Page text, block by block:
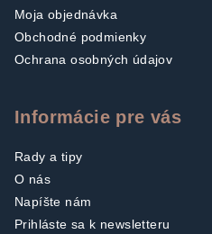
Moja objednávka
Obchodné podmienky
Ochrana osobných údajov
Informácie pre vás
Rady a tipy
O nás
Napíšte nám
Prihláste sa k newsletteru